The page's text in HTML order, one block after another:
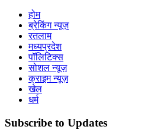
होम
ब्रेकिंग न्यूज़
रतलाम
मध्यप्रदेश
पॉलिटिक्स
सोशल न्यूज़
क्राइम न्यूज़
खेल
धर्म
Subscribe to Updates